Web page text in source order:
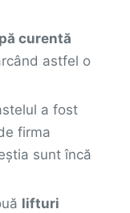
curentă
astfel o
a fost
firma
sunt încă
lifturi